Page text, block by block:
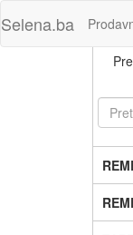
Selena.ba